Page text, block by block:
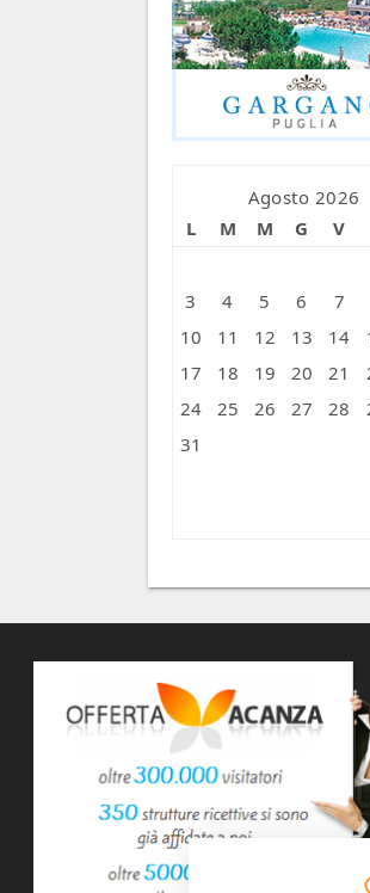
Agosto 2026
L
M M G V
3
4 5 6 7
10
11 12 13 14
17
18 19 20 21
24
25 26 27 28
31